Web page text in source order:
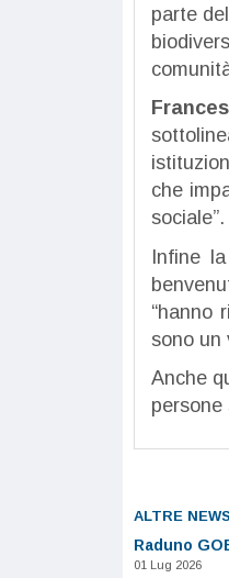
parte
che
sociale”.
Infine
“hanno
sono un
Anche
persone
ALTRE
Raduno
01 Lug 2026